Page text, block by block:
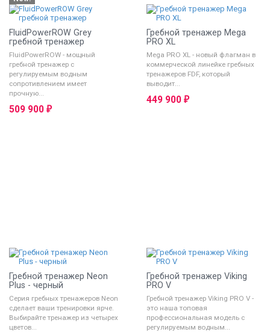
FluidPowerROW Grey
гребной тренажер
FluidPowerROW - мощный
гребной тренажер с
регулируемым водным
сопротивлением имеет
прочную...
509 900 ₽
Гребной тренажер Mega
PRO XL
Mega PRO XL - новый флагман в
коммерческой линейке гребных
тренажеров FDF, который
выводит...
449 900 ₽
Гребной тренажер Neon
Plus - черный
Серия гребных тренажеров Neon
сделает ваши тренировки ярче.
Выбирайте тренажер из четырех
цветов...
Гребной тренажер Viking
PRO V
Гребной тренажер Viking PRO V -
это наша топовая
профессиональная модель с
регулируемым водным...